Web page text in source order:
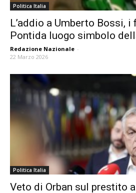
Politica Italia
L’addio a Umberto Bossi, i
Pontida luogo simbolo
Redazione Nazionale -
22 Marzo 2026
Politica Italia
Veto di Orban sul prestito